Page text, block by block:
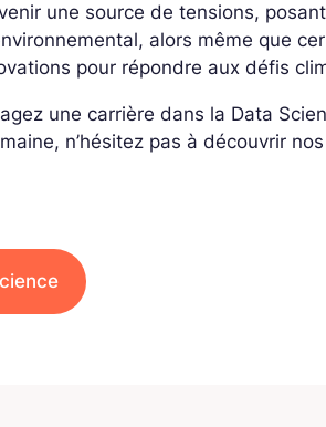
une source de tensions,
alors même que
pour répondre aux défis
une carrière dans la Data
n’hésitez pas à découvrir